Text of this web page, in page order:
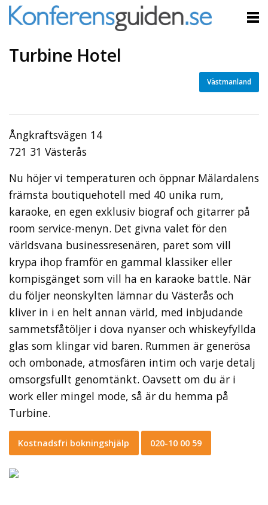
Turbine Hotel
Västmanland
Ångkraftsvägen 14
721 31 Västerås
Nu höjer vi temperaturen och öppnar Mälardalens
främsta boutiquehotell med 40 unika rum,
karaoke, en egen exklusiv biograf och gitarrer på
room service-menyn. Det givna valet för den
världsvana businessresenären, paret som vill
krypa ihop framför en gammal klassiker eller
kompisgänget som vill ha en karaoke battle. När
du följer neonskylten lämnar du Västerås och
kliver in i en helt annan värld, med inbjudande
sammetsfåtöljer i dova nyanser och whiskeyfyllda
glas som klingar vid baren. Rummen är generösa
och ombonade, atmosfären intim och varje detalj
omsorgsfullt genomtänkt. Oavsett om du är i
work eller mingel mode, så är du hemma på
Turbine.
Kostnadsfri bokningshjälp 020-10 00 59